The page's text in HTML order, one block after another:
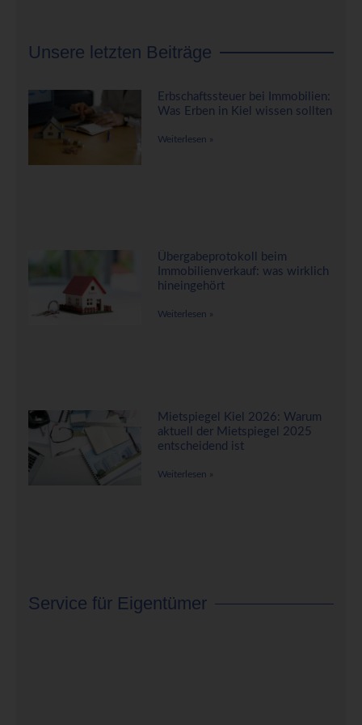
Unsere letzten Beiträge
Erbschaftssteuer bei Immobilien:
Was Erben in Kiel wissen sollten
Weiterlesen »
Übergabeprotokoll beim
Immobilienverkauf: was wirklich
hineingehört
Weiterlesen »
Mietspiegel Kiel 2026: Warum
aktuell der Mietspiegel 2025
entscheidend ist
Weiterlesen »
Service für Eigentümer